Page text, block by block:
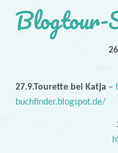
Blogtour-
27.9.Tourette bei Katja –
buchfinder.blogspot.de/